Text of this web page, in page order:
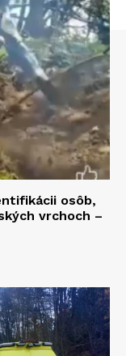
osôb,
vrchoch –